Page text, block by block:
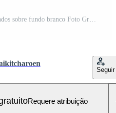
binóculos antigos antigos isolados sobre fundo branco Foto Grátis
Seguir
Requere atribuição